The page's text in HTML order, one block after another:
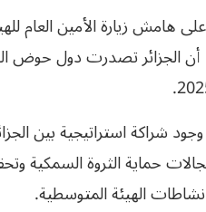
هامش زيارة الأمين العام
أن الجزائر تصدرت دول حوض
شراكة استراتيجية بين
حماية الثروة السمكية
الهيئة المتوسطية.